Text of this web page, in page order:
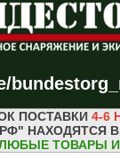
ПОСТАВКИ 4-6
НАХОДЯТСЯ
ТОВАРЫ